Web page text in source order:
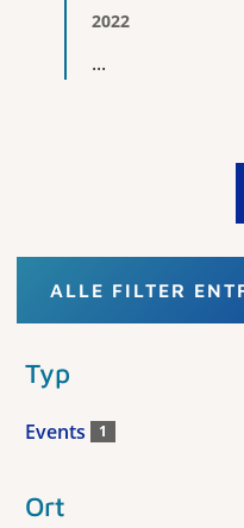
2022
...
ALLE FILTER
Typ
Events 1
Ort